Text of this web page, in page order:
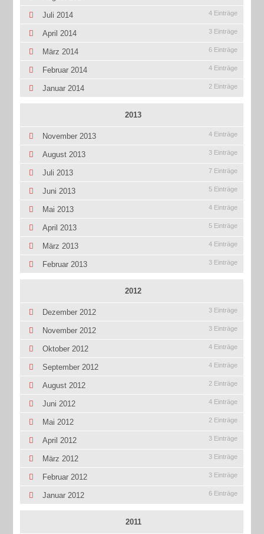
Juli 2014 4 Einträge
April 2014 3 Einträge
März 2014 6 Einträge
Februar 2014 4 Einträge
Januar 2014 2 Einträge
2013
November 2013 4 Einträge
August 2013 3 Einträge
Juli 2013 7 Einträge
Juni 2013 5 Einträge
Mai 2013 4 Einträge
April 2013 5 Einträge
März 2013 4 Einträge
Februar 2013 3 Einträge
2012
Dezember 2012 3 Einträge
November 2012 3 Einträge
Oktober 2012 4 Einträge
September 2012 4 Einträge
August 2012 2 Einträge
Juni 2012 4 Einträge
Mai 2012 2 Einträge
April 2012 3 Einträge
März 2012 3 Einträge
Februar 2012 3 Einträge
Januar 2012 6 Einträge
2011